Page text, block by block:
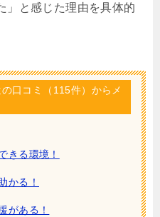
」と感じた理由を具体的
口コミ（115件）からメ
きる環境！
かる！
がある！